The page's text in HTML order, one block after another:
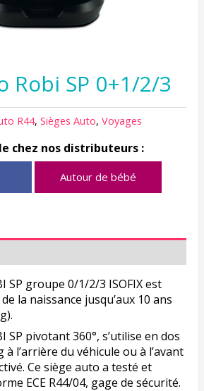
Robi SP 0+1/2/3
R44, Sièges Auto, Voyages
chez nos distributeurs :
Autour de bébé
SP groupe 0/1/2/3 ISOFIX est
la naissance jusqu’aux 10 ans
SP pivotant 360°, s’utilise en dos
à l’arrière du véhicule ou à l’avant
Ce siège auto a testé et
ECE R44/04, gage de sécurité.